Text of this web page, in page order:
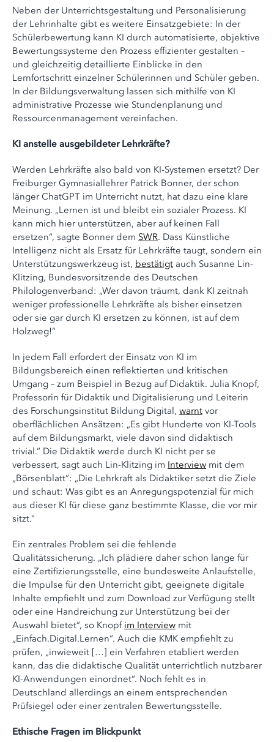
Neben der Unterrichtsgestaltung und Personalisierung
der Lehrinhalte gibt es weitere Einsatzgebiete: In der
Schülerbewertung kann KI durch automatisierte, objektive
Bewertungssysteme den Prozess effizienter gestalten –
und gleichzeitig detaillierte Einblicke in den
Lernfortschritt einzelner Schülerinnen und Schüler geben.
In der Bildungsverwaltung lassen sich mithilfe von KI
administrative Prozesse wie Stundenplanung und
Ressourcenmanagement vereinfachen.
KI anstelle ausgebildeter Lehrkräfte?
Werden Lehrkräfte also bald von KI-Systemen ersetzt? Der
Freiburger Gymnasiallehrer Patrick Bonner, der schon
länger ChatGPT im Unterricht nutzt, hat dazu eine klare
Meinung. „Lernen ist und bleibt ein sozialer Prozess. KI
kann mich hier unterstützen, aber auf keinen Fall
ersetzen“, sagte Bonner dem SWR. Dass Künstliche
Intelligenz nicht als Ersatz für Lehrkräfte taugt, sondern ein
Unterstützungswerkzeug ist, bestätigt auch Susanne Lin-
Klitzing, Bundesvorsitzende des Deutschen
Philologenverband: „Wer davon träumt, dank KI zeitnah
weniger professionelle Lehrkräfte als bisher einsetzen
oder sie gar durch KI ersetzen zu können, ist auf dem
Holzweg!“
In jedem Fall erfordert der Einsatz von KI im
Bildungsbereich einen reflektierten und kritischen
Umgang – zum Beispiel in Bezug auf Didaktik. Julia Knopf,
Professorin für Didaktik und Digitalisierung und Leiterin
des Forschungsinstitut Bildung Digital, warnt vor
oberflächlichen Ansätzen: „Es gibt Hunderte von KI-Tools
auf dem Bildungsmarkt, viele davon sind didaktisch
trivial.“ Die Didaktik werde durch KI nicht per se
verbessert, sagt auch Lin-Klitzing im Interview mit dem
„Börsenblatt“: „Die Lehrkraft als Didaktiker setzt die Ziele
und schaut: Was gibt es an Anregungspotenzial für mich
aus dieser KI für diese ganz bestimmte Klasse, die vor mir
sitzt.“
Ein zentrales Problem sei die fehlende
Qualitätssicherung. „Ich plädiere daher schon lange für
eine Zertifizierungsstelle, eine bundesweite Anlaufstelle,
die Impulse für den Unterricht gibt, geeignete digitale
Inhalte empfiehlt und zum Download zur Verfügung stellt
oder eine Handreichung zur Unterstützung bei der
Auswahl bietet“, so Knopf im Interview mit
„Einfach.Digital.Lernen“. Auch die KMK empfiehlt zu
prüfen, „inwieweit […] ein Verfahren etabliert werden
kann, das die didaktische Qualität unterrichtlich nutzbarer
KI-Anwendungen einordnet“. Noch fehlt es in
Deutschland allerdings an einem entsprechenden
Prüfsiegel oder einer zentralen Bewertungsstelle.
Ethische Fragen im Blickpunkt